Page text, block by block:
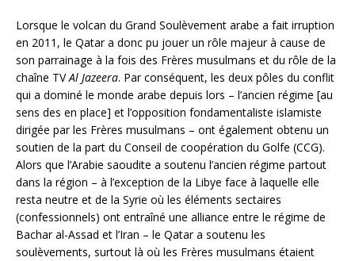
Lorsque le volcan du Grand Soulèvement arabe a fait irruption
en 2011, le Qatar a donc pu jouer un rôle majeur à cause de
son parrainage à la fois des Frères musulmans et du rôle de la
chaîne TVAl Jazeera. Par conséquent, les deux pôles du conflit
qui a dominé le monde arabe depuis lors – l’ancien régime [au
sens des en place] et l’opposition fondamentaliste islamiste
dirigée par les Frères musulmans – ont également obtenu un
soutien de la part du Conseil de coopération du Golfe (CCG).
Alors que l’Arabie saoudite a soutenu l’ancien régime partout
dans la région – à l’exception de la Libye face à laquelle elle
resta neutre et de la Syrie où les éléments sectaires
(confessionnels) ont entraîné une alliance entre le régime de
Bachar al-Assad et l’Iran – le Qatar a soutenu les
soulèvements, surtout là où les Frères musulmans étaient